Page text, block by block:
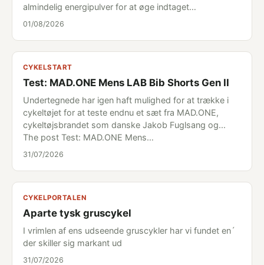
almindelig energipulver for at øge indtaget…
01/08/2026
CYKELSTART
Test: MAD.ONE Mens LAB Bib Shorts Gen II
Undertegnede har igen haft mulighed for at trække i
cykeltøjet for at teste endnu et sæt fra MAD.ONE,
cykeltøjsbrandet som danske Jakob Fuglsang og...
The post Test: MAD.ONE Mens…
31/07/2026
CYKELPORTALEN
Aparte tysk gruscykel
I vrimlen af ens udseende gruscykler har vi fundet en´
der skiller sig markant ud
31/07/2026